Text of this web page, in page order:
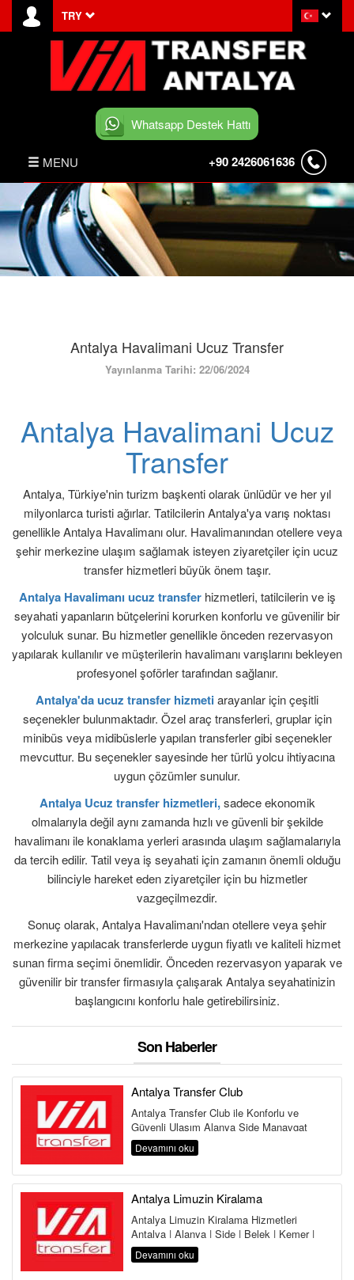
TRY
Whatsapp Destek Hattı
MENU +90 2426061636
ANASAYFA
HABERLER
BELEK TRANSFER
ÜYE GİRİŞİ / KAYIT
Antalya Havalimani Ucuz Transfer
Yayınlanma Tarihi: 22/06/2024
Antalya Havalimani Ucuz
Transfer
Antalya, Türkiye'nin turizm başkenti olarak ünlüdür ve her yıl
milyonlarca turisti ağırlar. Tatilcilerin Antalya'ya varış noktası
genellikle Antalya Havalimanı olur. Havalimanından otellere veya
şehir merkezine ulaşım sağlamak isteyen ziyaretçiler için ucuz
transfer hizmetleri büyük önem taşır.
Antalya Havalimanı ucuz transferhizmetleri, tatilcilerin ve iş
seyahati yapanların bütçelerini korurken konforlu ve güvenilir bir
yolculuk sunar. Bu hizmetler genellikle önceden rezervasyon
yapılarak kullanılır ve müşterilerin havalimanı varışlarını bekleyen
profesyonel şoförler tarafından sağlanır.
Antalya'da ucuz transfer hizmetiarayanlar için çeşitli
seçenekler bulunmaktadır. Özel araç transferleri, gruplar için
minibüs veya midibüslerle yapılan transferler gibi seçenekler
mevcuttur. Bu seçenekler sayesinde her türlü yolcu ihtiyacına
uygun çözümler sunulur.
Antalya Ucuz transfer hizmetleri,sadece ekonomik
olmalarıyla değil aynı zamanda hızlı ve güvenli bir şekilde
havalimanı ile konaklama yerleri arasında ulaşım sağlamalarıyla
da tercih edilir. Tatil veya iş seyahati için zamanın önemli olduğu
bilinciyle hareket eden ziyaretçiler için bu hizmetler
vazgeçilmezdir.
Sonuç olarak, Antalya Havalimanı'ndan otellere veya şehir
merkezine yapılacak transferlerde uygun fiyatlı ve kaliteli hizmet
sunan firma seçimi önemlidir. Önceden rezervasyon yaparak ve
güvenilir bir transfer firmasıyla çalışarak Antalya seyahatinizin
başlangıcını konforlu hale getirebilirsiniz.
Son Haberler
Antalya Transfer Club
Antalya Transfer Club ile Konforlu ve
Güvenli Ulaşım Alanya Side Manavgat
Belek Kemer Kundu Lara Antalya
Havalima...
Devamını oku
Antalya Limuzin Kiralama
Antalya Limuzin Kiralama Hizmetleri
Antalya | Alanya | Side | Belek | Kemer |
Lara | Kundu | Land of Legends Antalya,...
Devamını oku